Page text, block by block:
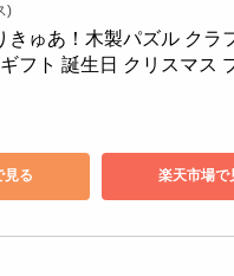
)
きゅあ！木製パズル クラ
フト 誕生日 クリスマス
る 楽天市場で